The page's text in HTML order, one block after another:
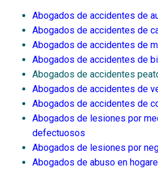
Abogados de accidentes de
Abogados de accidentes de
Abogados de accidentes de
Abogados de accidentes de
Abogados de accidentes
Abogados de accidentes de
Abogados de accidentes de
Abogados de lesiones por
defectuosos
Abogados de lesiones por
Abogados de abuso en